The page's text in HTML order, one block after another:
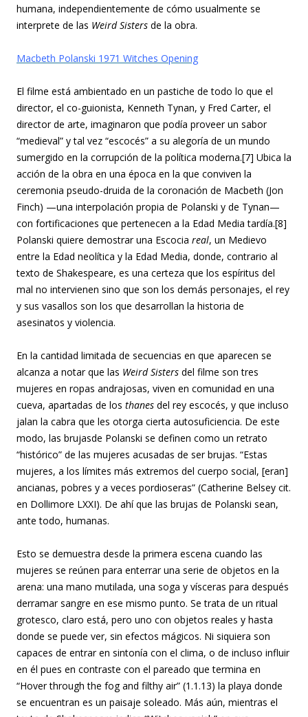
humana, independientemente de cómo usualmente se
interprete de las Weird Sisters de la obra.
Macbeth Polanski 1971 Witches Opening
El filme está ambientado en un pastiche de todo lo que el
director, el co-guionista, Kenneth Tynan, y Fred Carter, el
director de arte, imaginaron que podía proveer un sabor
“medieval” y tal vez “escocés” a su alegoría de un mundo
sumergido en la corrupción de la política moderna.[7] Ubica la
acción de la obra en una época en la que conviven la
ceremonia pseudo-druida de la coronación de Macbeth (Jon
Finch) —una interpolación propia de Polanski y de Tynan—
con fortificaciones que pertenecen a la Edad Media tardía.[8]
Polanski quiere demostrar una Escocia real, un Medievo
entre la Edad neolítica y la Edad Media, donde, contrario al
texto de Shakespeare, es una certeza que los espíritus del
mal no intervienen sino que son los demás personajes, el rey
y sus vasallos son los que desarrollan la historia de
asesinatos y violencia.
En la cantidad limitada de secuencias en que aparecen se
alcanza a notar que las Weird Sisters del filme son tres
mujeres en ropas andrajosas, viven en comunidad en una
cueva, apartadas de los thanes del rey escocés, y que incluso
jalan la cabra que les otorga cierta autosuficiencia. De este
modo, las brujasde Polanski se definen como un retrato
“histórico” de las mujeres acusadas de ser brujas. “Estas
mujeres, a los límites más extremos del cuerpo social, [eran]
ancianas, pobres y a veces pordioseras” (Catherine Belsey cit.
en Dollimore LXXI). De ahí que las brujas de Polanski sean,
ante todo, humanas.
Esto se demuestra desde la primera escena cuando las
mujeres se reúnen para enterrar una serie de objetos en la
arena: una mano mutilada, una soga y vísceras para después
derramar sangre en ese mismo punto. Se trata de un ritual
grotesco, claro está, pero uno con objetos reales y hasta
donde se puede ver, sin efectos mágicos. Ni siquiera son
capaces de entrar en sintonía con el clima, o de incluso influir
en él pues en contraste con el pareado que termina en
“Hover through the fog and filthy air” (1.1.13) la playa donde
se encuentran es un paisaje soleado. Más aún, mientras el